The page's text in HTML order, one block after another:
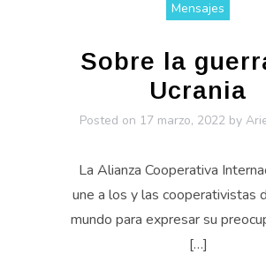
Mensajes
Sobre la
Ucrania
Posted on 17 marzo, 2022 by
La Alianza Cooperativa
une a los y las cooperativistas
mundo para expresar su
[…]